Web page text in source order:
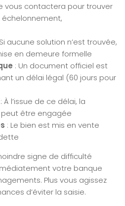
vous contactera pour trouver
aucune solution n’est trouvée,
en demeure formelle
: Un document officiel est
un délai légal (60 jours pour
: À l’issue de ce délai, la
être engagée
: Le bien est mis en vente
signe de difficulté
votre banque
Plus vous agissez
d’éviter la saisie.